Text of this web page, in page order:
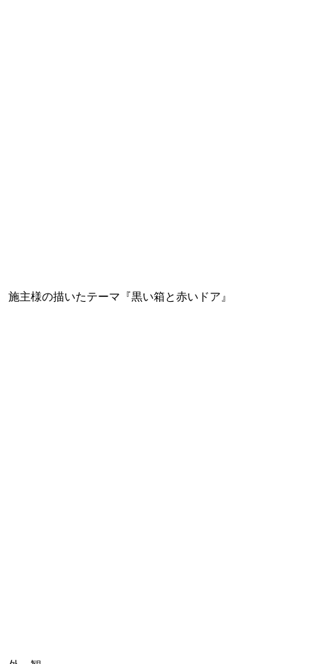
施主様の描いたテーマ『黒い箱と赤いドア』